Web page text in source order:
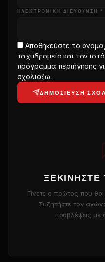
ΗΛΕΚΤΡΟΝΙΚΗ ΔΙΕΥΘΥΝΣΗ *
Αποθηκεύστε το
ταχυδρομείο και τον
πρόγραμμα περιήγησης
σχολιάζω.
ΔΗΜΟΣΊΕΥΣΗ
ΞΕΚΙΝΉΣΤΕ
Γίνετε ο πρώτος που θα
Συζητήστε τον
προβλέψεις με